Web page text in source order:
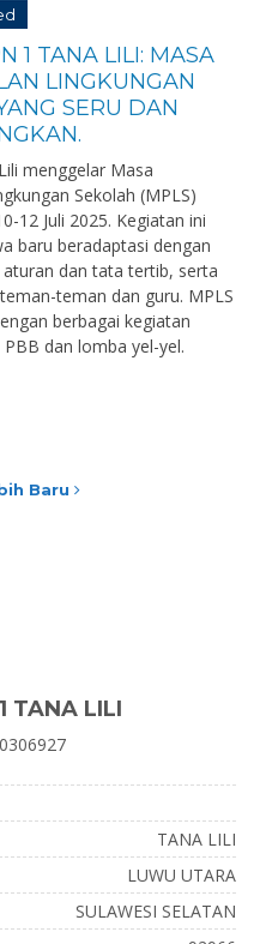
1 TANA LILI: MASA
LINGKUNGAN
SERU DAN
menggelar Masa
Sekolah (MPLS)
12 Juli 2025. Kegiatan ini
baru beradaptasi dengan
dan tata tertib, serta
teman dan guru. MPLS
berbagai kegiatan
dan lomba yel-yel.
Baru
TANA LILI
TANA LILI
LUWU UTARA
SULAWESI SELATAN